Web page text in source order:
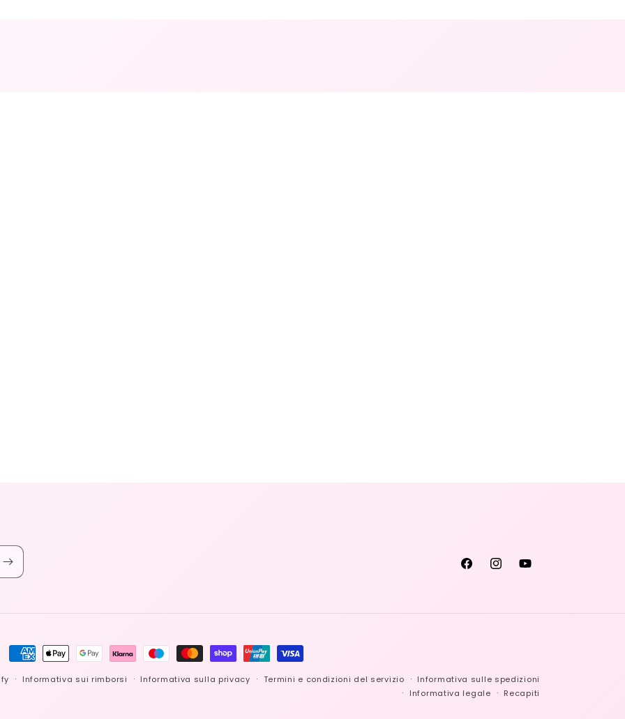
FacebookInstagramYouTube
Metodi
Informativa sui rimborsi Informativa sulla privacy Termini e condizioni del servizio
Informativa sulle spedizioni
Informativa legale
Recapiti